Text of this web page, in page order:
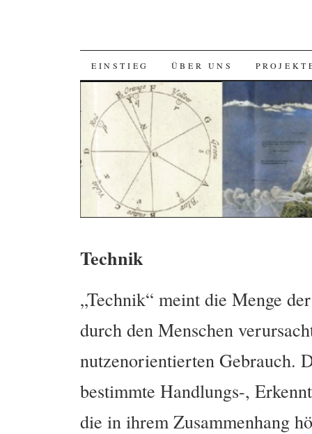
SKIP
CONTENT
EINSTIEG ÜBER UNS
Technik
„Technik“ meint die Menge
durch den Menschen
nutzenorientierten Gebrauch.
bestimmte Handlungs-,
die in ihrem Zusammenhang